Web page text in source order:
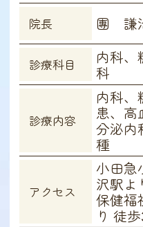
院長 團 謙
診療科目 内科、
科
診療内容
内科、
患、高
分泌内
種
アクセス
小田
沢駅よ
保健福
り 徒